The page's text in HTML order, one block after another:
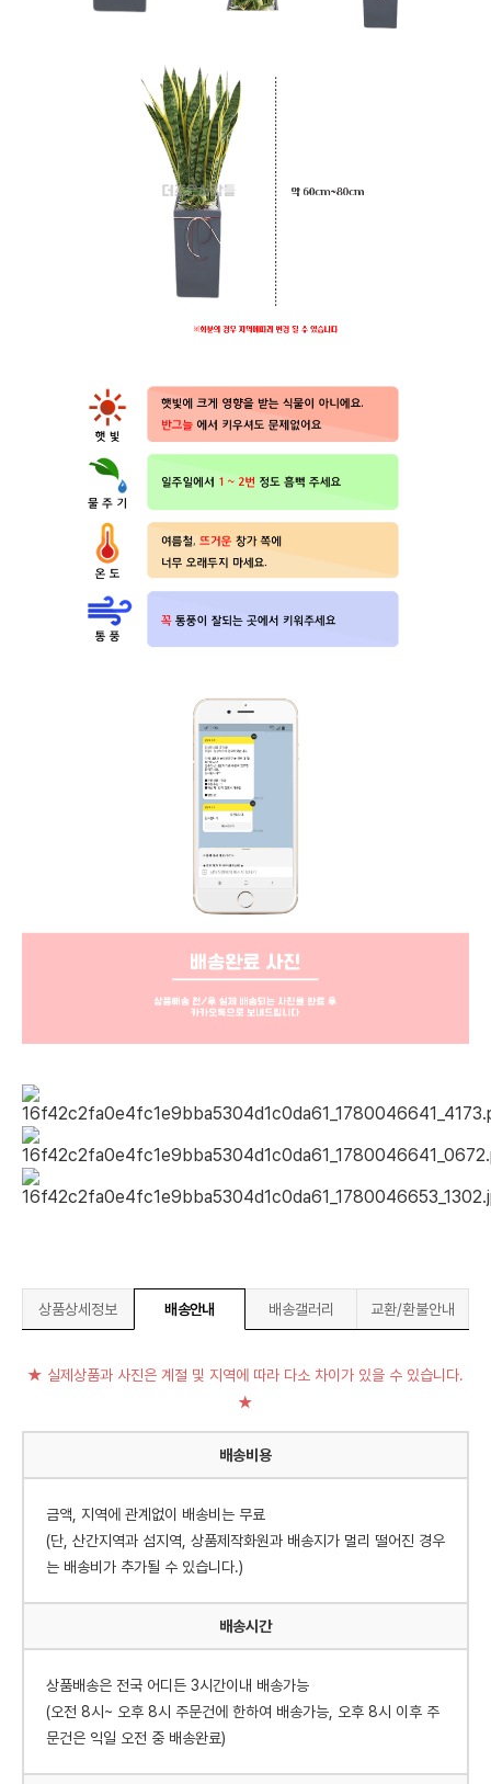
상품상세정보 배송안내 배송갤러리 교환/환불안내
★ 실제상품과 사진은 계절 및 지역에 따라 다소 차이가 있을 수 있습니다.
★
배송비용
금액, 지역에 관계없이 배송비는 무료
(단, 산간지역과 섬지역, 상품제작화원과 배송지가 멀리 떨어진 경우
는 배송비가 추가될 수 있습니다.)
배송시간
상품배송은 전국 어디든 3시간이내 배송가능
(오전 8시~ 오후 8시 주문건에 한하여 배송가능, 오후 8시 이후 주
문건은 익일 오전 중 배송완료)